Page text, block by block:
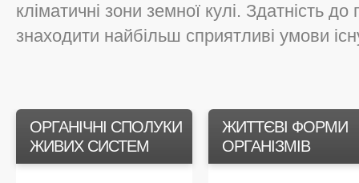
кліматичні зони земної кулі. Здатність
знаходити найбільш сприятливі умови
ОРГАНІЧНІ СПОЛУКИ
ЖИВИХ СИСТЕМ
ЖИТТЄВІ ФОРМИ
ОРГАНІЗМІВ